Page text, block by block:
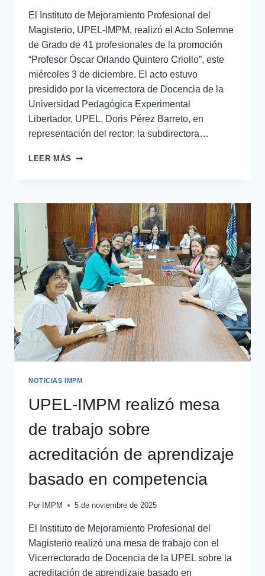
El Instituto de Mejoramiento Profesional del
Magisterio, UPEL-IMPM, realizó el Acto Solemne
de Grado de 41 profesionales de la promoción
“Profesor Óscar Orlando Quintero Criollo”, este
miércoles 3 de diciembre. El acto estuvo
presidido por la vicerrectora de Docencia de la
Universidad Pedagógica Experimental
Libertador, UPEL, Doris Pérez Barreto, en
representación del rector; la subdirectora…
LEER MÁS
NOTICIAS IMPM
UPEL-IMPM realizó mesa
de trabajo sobre
acreditación de aprendizaje
basado en competencia
Por IMPM 5 de noviembre de 2025
El Instituto de Mejoramiento Profesional del
Magisterio realizó una mesa de trabajo con el
Vicerrectorado de Docencia de la UPEL sobre la
acreditación de aprendizaje basado en